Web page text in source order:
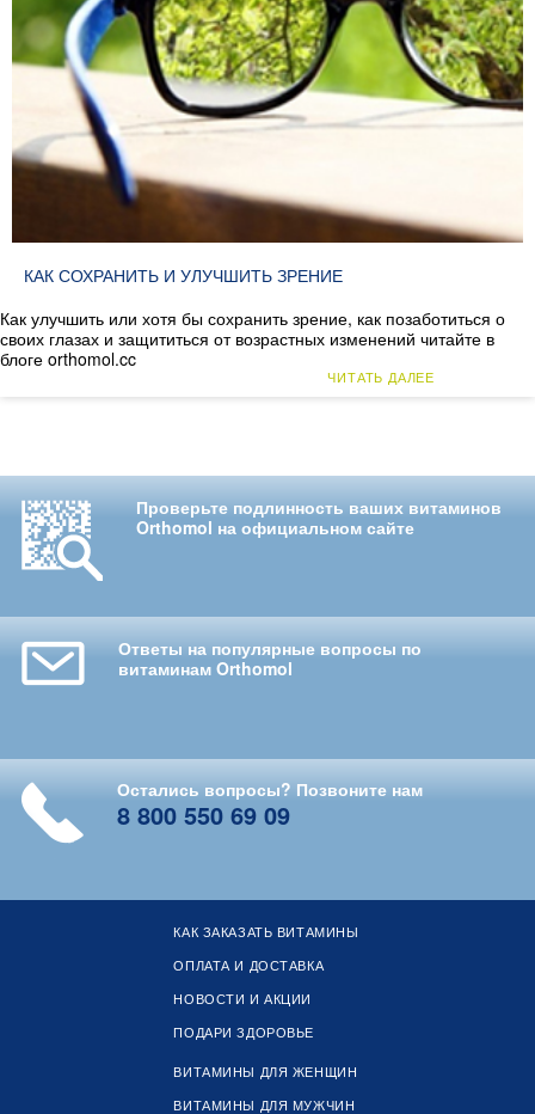
КАК СОХРАНИТЬ И УЛУЧШИТЬ ЗРЕНИЕ
Как улучшить или хотя бы сохранить зрение, как позаботиться о
своих глазах и защититься от возрастных изменений читайте в
блоге orthomol.cc
ЧИТАТЬ ДАЛЕЕ
Проверьте подлинность ваших витаминов
Orthomol на официальном сайте
Ответы на популярные вопросы по
витаминам Orthomol
Остались вопросы? Позвоните нам
8 800 550 69 09
КАК ЗАКАЗАТЬ ВИТАМИНЫ
ОПЛАТА И ДОСТАВКА
НОВОСТИ И АКЦИИ
ПОДАРИ ЗДОРОВЬЕ
ВИТАМИНЫ ДЛЯ ЖЕНЩИН
ВИТАМИНЫ ДЛЯ МУЖЧИН